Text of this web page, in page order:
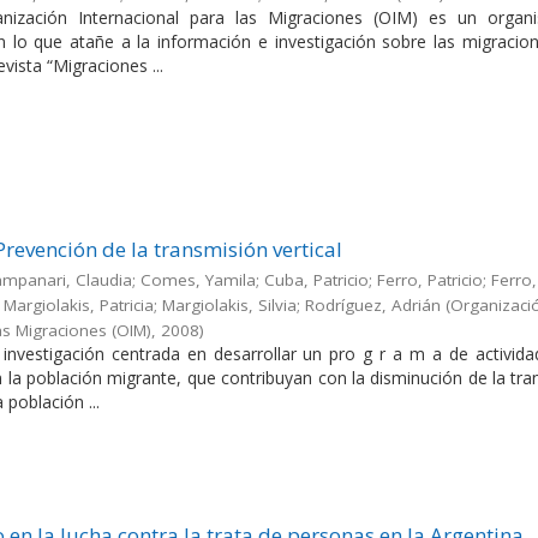
Internacional para las Migraciones (OIM) es un
lo que atañe a la información e investigación sobre las
“Migraciones ...
de la transmisión vertical
Claudia; Comes, Yamila; Cuba, Patricio; Ferro, Patricio;
Patricia; Margiolakis, Silvia; Rodríguez, Adrián (
Migraciones (OIM), 2008)
centrada en desarrollar un pro g r a m a de
la población migrante, que contribuyan con la disminución de la
población ...